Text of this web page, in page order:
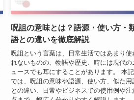
呪詛の意味とは？語源・使い方・
語との違いを徹底解説
呪詛という言葉は、日常生活ではあまり使
れないものの、物語や歴史、時には現代の
ュースでも耳にすることがあります。 本
では、呪詛の意味や語源、使い方、似た用
との違い、日常やビジネスでの使用例や注